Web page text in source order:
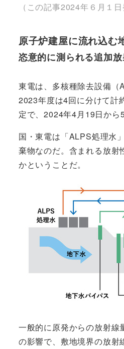
（この記事2024年６月１
原子炉建屋に流れ込む
恣意的に測られる追加
東電は、多核種除去設備（
2023年度は4回に分けて計
定で、2024年4月19日から
国・東電は「ALPS処理水
棄物なのだ。含まれる放
かということだ。
一般的に原発からの放射
の影響で、敷地境界の放